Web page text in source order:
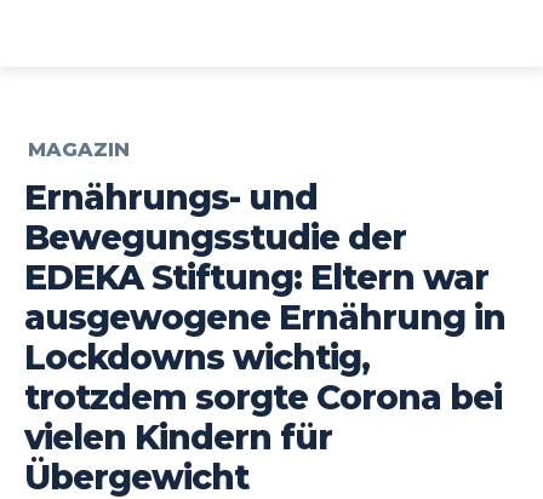
MAGAZIN
Ernährungs- und
Bewegungsstudie der
EDEKA Stiftung: Eltern war
ausgewogene Ernährung in
Lockdowns wichtig,
trotzdem sorgte Corona bei
vielen Kindern für
Übergewicht